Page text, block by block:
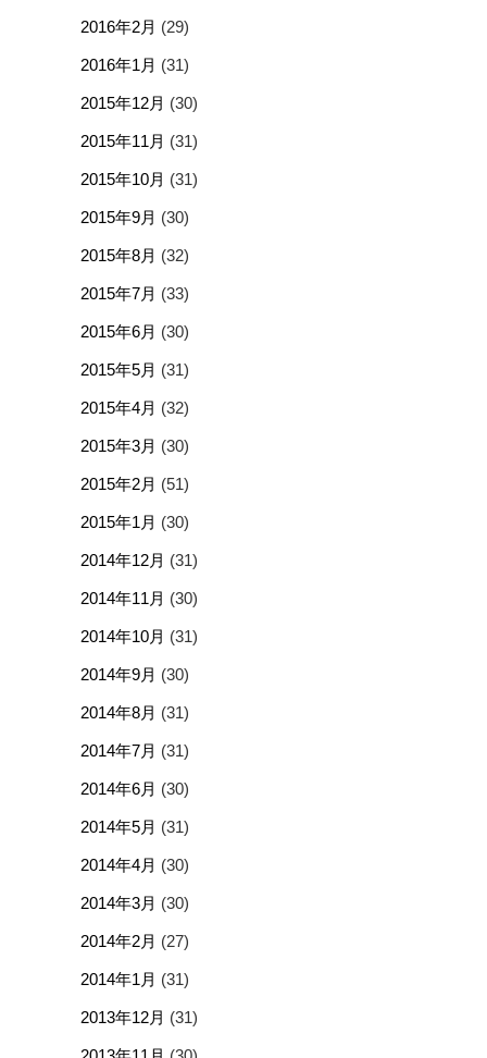
2016年2月 (29)
2016年1月 (31)
2015年12月 (30)
2015年11月 (31)
2015年10月 (31)
2015年9月 (30)
2015年8月 (32)
2015年7月 (33)
2015年6月 (30)
2015年5月 (31)
2015年4月 (32)
2015年3月 (30)
2015年2月 (51)
2015年1月 (30)
2014年12月 (31)
2014年11月 (30)
2014年10月 (31)
2014年9月 (30)
2014年8月 (31)
2014年7月 (31)
2014年6月 (30)
2014年5月 (31)
2014年4月 (30)
2014年3月 (30)
2014年2月 (27)
2014年1月 (31)
2013年12月 (31)